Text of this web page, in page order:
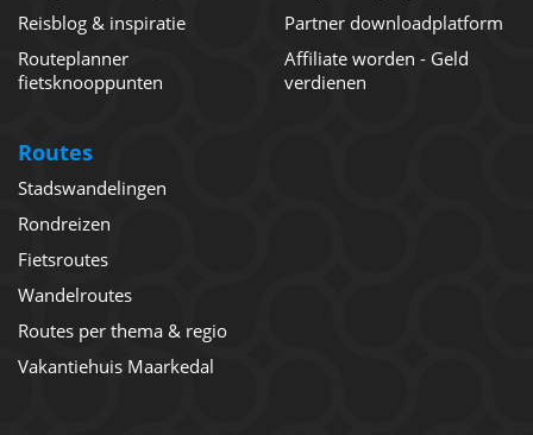
Reisblog & inspiratie
Routeplanner
fietsknooppunten
Partner downloadplatform
Affiliate worden - Geld
verdienen
Routes
Stadswandelingen
Rondreizen
Fietsroutes
Wandelroutes
Routes per thema & regio
Vakantiehuis Maarkedal